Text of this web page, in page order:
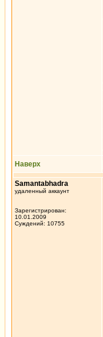
Наверх
Samantabhadra
удаленный аккаунт
Зарегистрирован:
10.01.2009
Суждений: 10755